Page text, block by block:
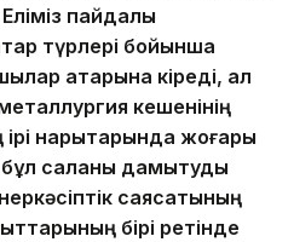
пайдалы
түрлері бойынша
қатарына кіреді, ал
кешенінің
ірі нарықтарында жоғары
бұл саланы дамытуды
саясатының
бірі ретінде